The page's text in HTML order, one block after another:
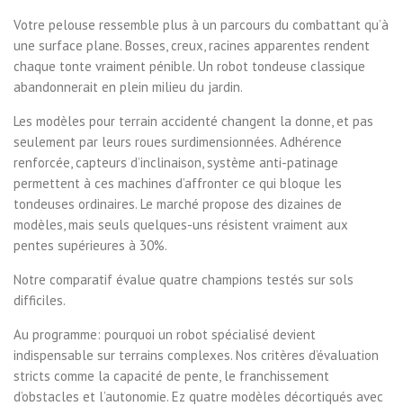
Votre pelouse ressemble plus à un parcours du combattant qu’à
une surface plane. Bosses, creux, racines apparentes rendent
chaque tonte vraiment pénible. Un robot tondeuse classique
abandonnerait en plein milieu du jardin.
Les modèles pour terrain accidenté changent la donne, et pas
seulement par leurs roues surdimensionnées. Adhérence
renforcée, capteurs d’inclinaison, système anti-patinage
permettent à ces machines d’affronter ce qui bloque les
tondeuses ordinaires. Le marché propose des dizaines de
modèles, mais seuls quelques-uns résistent vraiment aux
pentes supérieures à 30%.
Notre comparatif évalue quatre champions testés sur sols
difficiles.
Au programme: pourquoi un robot spécialisé devient
indispensable sur terrains complexes. Nos critères d’évaluation
stricts comme la capacité de pente, le franchissement
d’obstacles et l’autonomie. Ez quatre modèles décortiqués avec